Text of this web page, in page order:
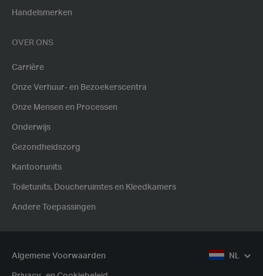
Handelsmerken
OVER ONS
Carrière
Onze Verhuur- en Bezoekerscentra
Onze Mensen en Processen
Onderwijs
Gezondheidszorg
Kantoorunits
Toiletunits, Doucheruimtes en Kleedkamers
Andere Toepassingen
NL
Algemene Voorwaarden